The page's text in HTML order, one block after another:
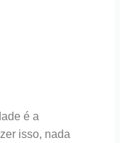
é a
isso, nada